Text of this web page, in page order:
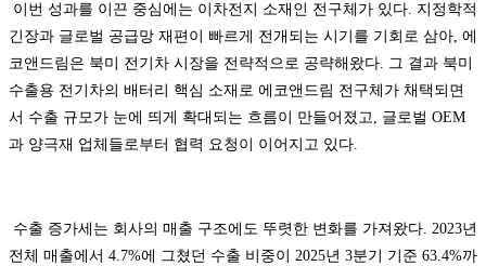
이번 성과를 이끈 중심에는 이차전지 소재인 전구체가 있다. 지정학적
긴장과 글로벌 공급망 재편이 빠르게 전개되는 시기를 기회로 삼아, 에
코앤드림은 북미 전기차 시장을 전략적으로 공략해왔다. 그 결과 북미
수출용 전기차의 배터리 핵심 소재로 에코앤드림 전구체가 채택되면
서 수출 규모가 눈에 띄게 확대되는 흐름이 만들어졌고, 글로벌 OEM
과 양극재 업체들로부터 협력 요청이 이어지고 있다.
수출 증가세는 회사의 매출 구조에도 뚜렷한 변화를 가져왔다. 2023년
전체 매출에서 4.7%에 그쳤던 수출 비중이 2025년 3분기 기준 63.4%까